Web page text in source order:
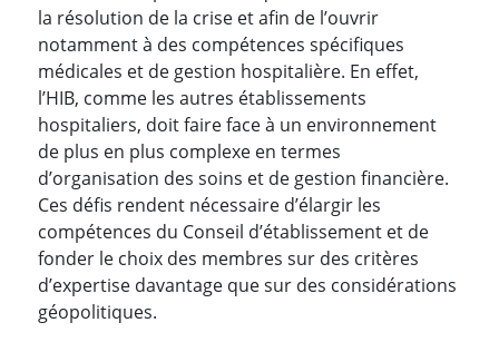
la résolution de la crise et afin de l’ouvrir
notamment à des compétences spécifiques
médicales et de gestion hospitalière. En effet,
l’HIB, comme les autres établissements
hospitaliers, doit faire face à un environnement
de plus en plus complexe en termes
d’organisation des soins et de gestion financière.
Ces défis rendent nécessaire d’élargir les
compétences du Conseil d’établissement et de
fonder le choix des membres sur des critères
d’expertise davantage que sur des considérations
géopolitiques.